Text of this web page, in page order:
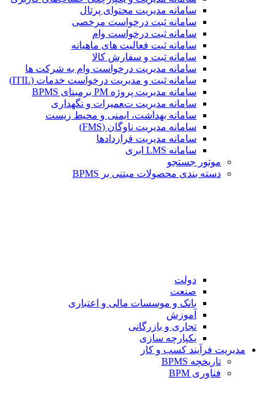
سامانه مدیریت محتوای پرتال
سامانه ثبت درخواست مرخصی
سامانه ثبت درخواست وام
سامانه ثبت فعالیت های ماهیانه
سامانه ثبت و سفارش کالا
سامانه مدیریت درخواست وام به شرکت ها
سامانه ثبت و مدیریت درخواست خدمات (ITIL)
سامانه مدیریت پروژه PM برمبنای BPMS
سامانه مدیریت تعمیرات و نگهداری
سامانه بهداشت، ایمنی و محیط زیست
سامانه مدیریت ناوگان (FMS)
سامانه مدیریت قراردادها
سامانه LMS ابری
موتور جستجو
دسته بندی محصولات مبتنی بر BPMS
دولت
صنعت
بانک و موسسات مالی و اعتباری
آموزش
تجاری و بازرگانی
یکپارچه سازی
مدیریت فرآیند کسب و کار
تاریخچه BPMS
فناوری BPM